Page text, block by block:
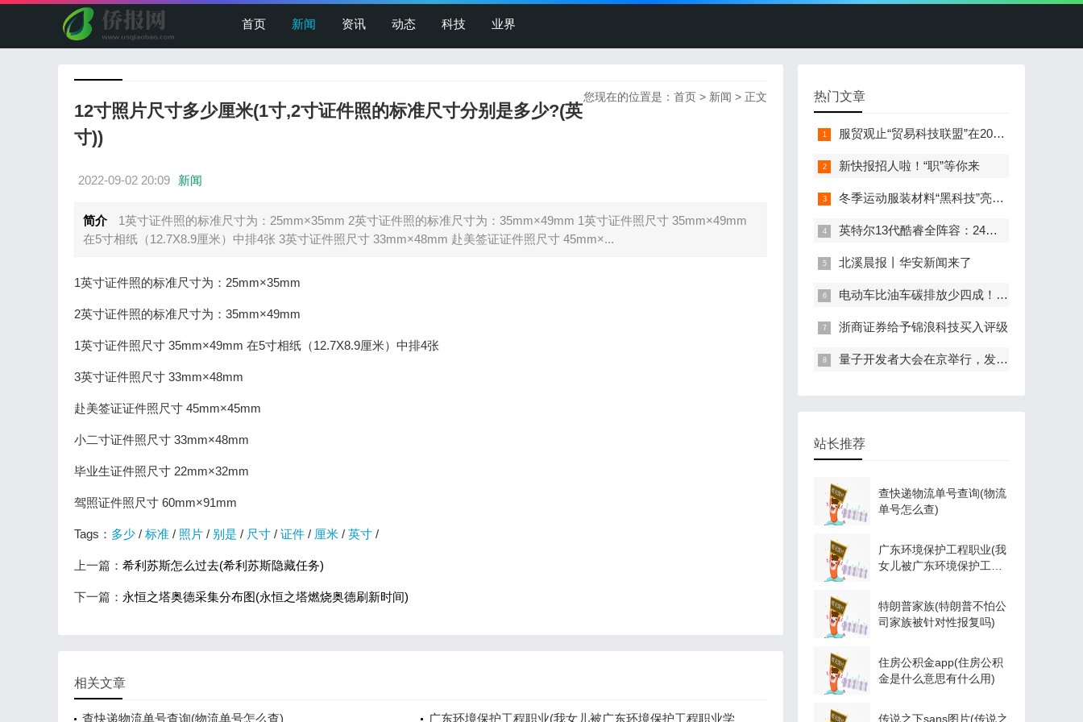
首页 新闻 资讯 动态 科技 业界
您现在的位置是： 首页 > 新闻 > 正文
12寸照片尺寸多少厘米(1寸,2寸证件照的标准尺寸分别是多少?(英
寸))
2022-09-02 20:09 新闻
简介
1英寸证件照的标准尺寸为：25mm×35mm 2英寸证件照的标准尺寸为：35mm×49mm 1英寸证件照尺寸 35mm×49mm
在5寸相纸（12.7X8.9厘米）中排4张 3英寸证件照尺寸 33mm×48mm 赴美签证证件照尺寸 45mm×...
1英寸证件照的标准尺寸为：25mm×35mm
2英寸证件照的标准尺寸为：35mm×49mm
1英寸证件照尺寸 35mm×49mm 在5寸相纸（12.7X8.9厘米）中排4张
3英寸证件照尺寸 33mm×48mm
赴美签证证件照尺寸 45mm×45mm
小二寸证件照尺寸 33mm×48mm
毕业生证件照尺寸 22mm×32mm
驾照证件照尺寸 60mm×91mm
Tags： 多少 / 标准 / 照片 / 别是 / 尺寸 / 证件 / 厘米 / 英寸 /
上一篇： 希利苏斯怎么过去(希利苏斯隐藏任务)
下一篇： 永恒之塔奥德采集分布图(永恒之塔燃烧奥德刷新时间)
相关文章
查快递物流单号查询(物流单号怎么查) 广东环境保护工程职业(我女儿被广东环境保护工程职业学
热门文章
服贸观止“贸易科技联盟”在2022服贸会启动
新快报招人啦！“职”等你来
冬季运动服装材料“黑科技”亮相服贸会
英特尔13代酷睿全阵容：24核i9-13900K最高5.8GHz
北溪晨报丨华安新闻来了
电动车比油车碳排放少四成！能链智电助推新能源汽车普及
浙商证券给予锦浪科技买入评级
量子开发者大会在京举行，发布全球首个全平台量子软硬一体解
站长推荐
查快递物流单号查询(物流
单号怎么查)
广东环境保护工程职业(我
女儿被广东环境保护工程
特朗普家族(特朗普不怕公
司家族被针对性报复吗)
住房公积金app(住房公积
金是什么意思有什么用)
传说之下sans图片(传说之